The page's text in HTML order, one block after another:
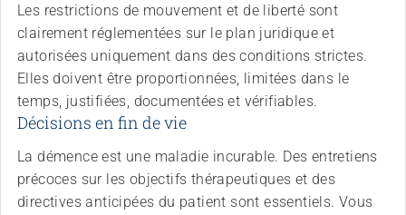
Les restrictions de mouvement et de liberté sont
clairement réglementées sur le plan juridique et
autorisées uniquement dans des conditions strictes.
Elles doivent être proportionnées, limitées dans le
temps, justifiées, documentées et vérifiables.
Décisions en fin de vie
La démence est une maladie incurable. Des entretiens
précoces sur les objectifs thérapeutiques et des
directives anticipées du patient sont essentiels. Vous